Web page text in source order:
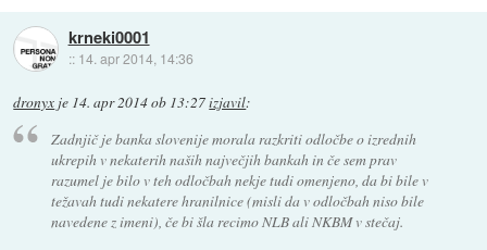
krneki0001
:: 14. apr 2014, 14:36
dronyx je 14. apr 2014 ob 13:27izjavil:
Zadnjič je banka slovenije morala razkriti odločbe o izrednih
ukrepih v nekaterih naših največjih bankah in če sem prav
razumel je bilo v teh odločbah nekje tudi omenjeno, da bi bile v
težavah tudi nekatere hranilnice (misli da v odločbah niso bile
navedene z imeni), če bi šla recimo NLB ali NKBM v stečaj.